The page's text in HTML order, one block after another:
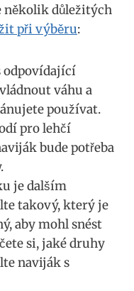
několik důležitých
při výběru:
odpovídající
váhu a
používat.
pro lehčí
bude potřeba
je dalším
takový, který⁤ je
aby mohl snést
si, jaké druhy
naviják s